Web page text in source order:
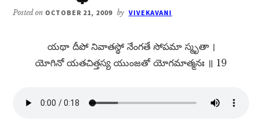
Posted on OCTOBER 21, 2009 by VIVEKAVANI
యథా దీపో నివాతస్థో నేంగతే సోపమా స్మృతా ।
యోగినో యతచిత్తస్య యుంజతో యోగమాత్మనః ॥ 19